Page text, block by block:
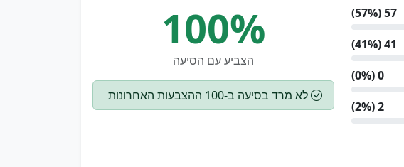
57 (57%)
41 (41%)
0 (0%)
2 (2%)
100%
הצביע עם הסיעה
לא מרד בסיעה ב-100 ההצבעות האחרונות